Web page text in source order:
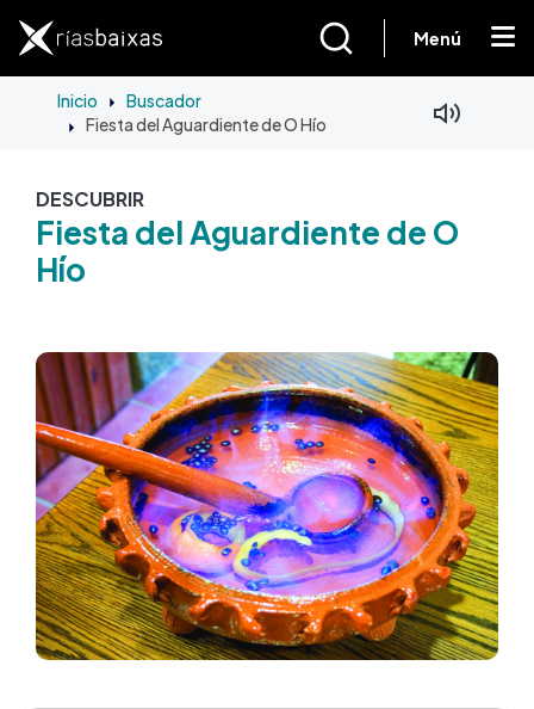
Menú
Inicio Buscador
Fiesta del Aguardiente de O Hío
DESCUBRIR
Fiesta del Aguardiente de O
Hío
Imaxe